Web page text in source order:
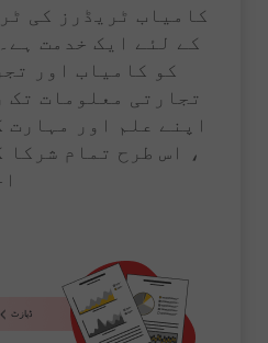
کامیاب ٹریڈرز کی
کے لئے ایک خدمت
کو کامیاب اور
تجارتی معلومات تک
اپنے علم اور مہارت
، اس طرح تمام شرکا
ڈپازٹ